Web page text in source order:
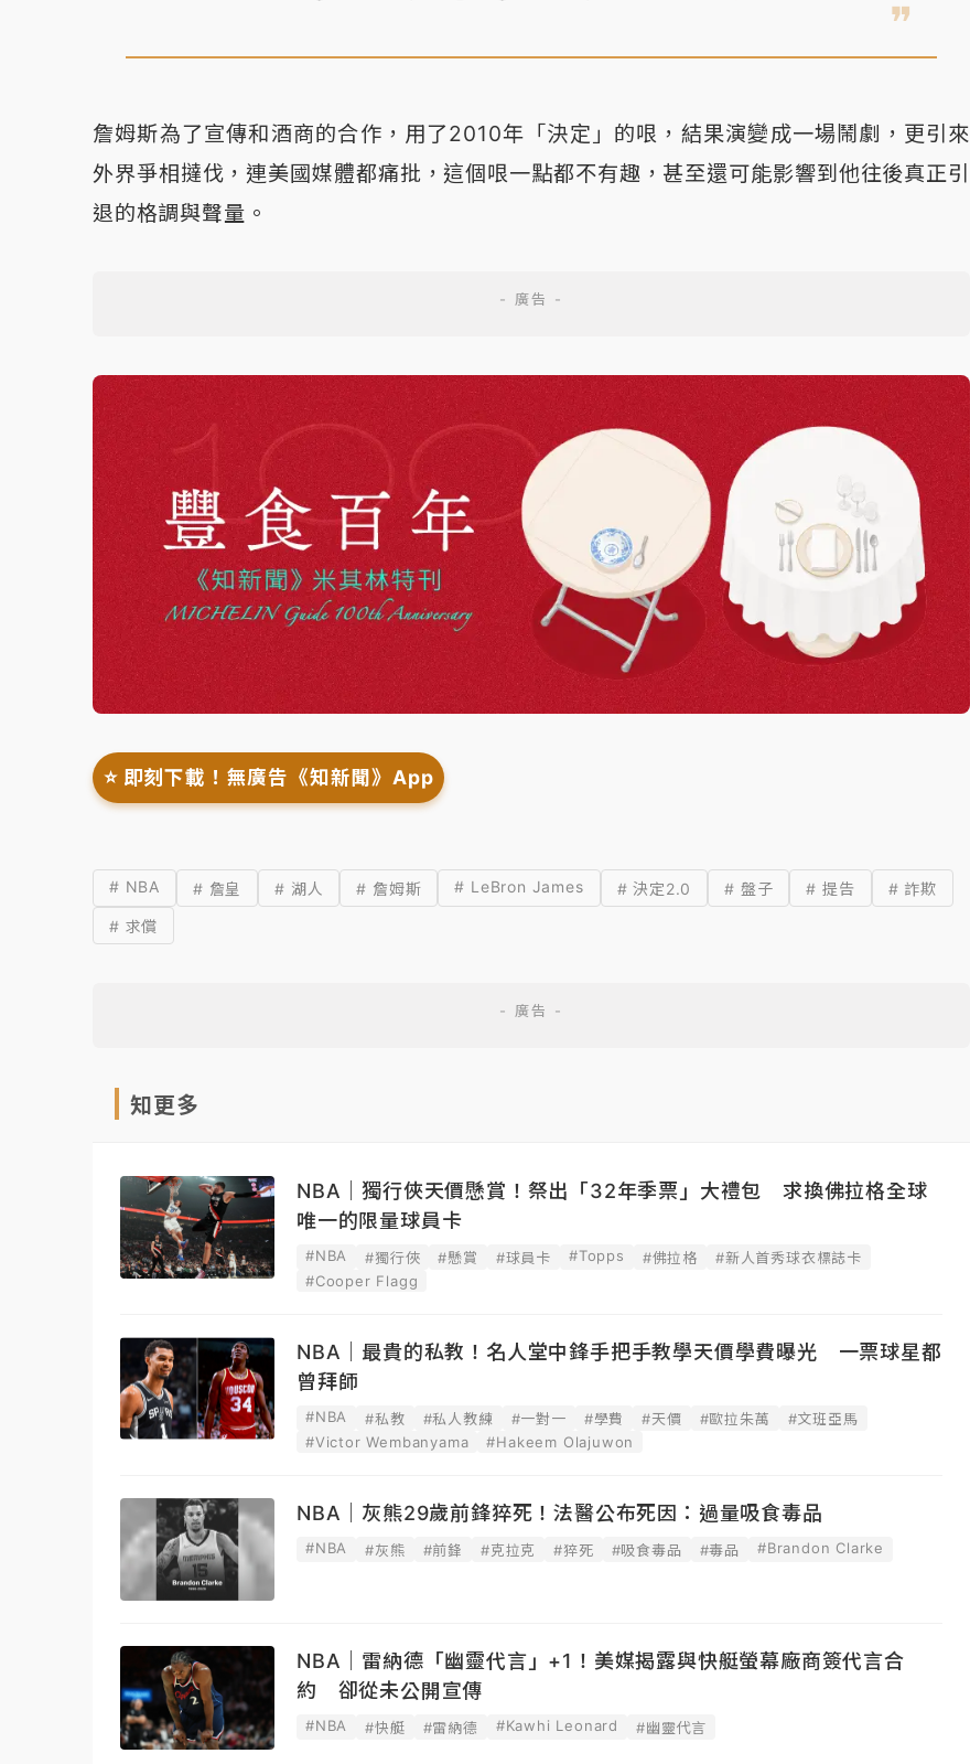
詹姆斯為了宣傳和酒商的合作，用了2010年「決定」的哏，結果演變成一場鬧劇，更引來
外界爭相撻伐，連美國媒體都痛批，這個哏一點都不有趣，甚至還可能影響到他往後真正引
退的格調與聲量。
⭐️ 即刻下載！無廣告《知新聞》App
# NBA # 詹皇 # 湖人 # 詹姆斯 # LeBron James # 決定2.0 # 盤子 # 提告
# 詐欺
# 求償
知更多
NBA｜獨行俠天價懸賞！祭出「32年季票」大禮包 求換佛拉格全球
唯一的限量球員卡
#NBA #獨行俠 #懸賞 #球員卡 #Topps #佛拉格
#新人首秀球衣標誌卡
#Cooper Flagg
NBA｜最貴的私教！名人堂中鋒手把手教學天價學費曝光 一票球星都
曾拜師
#NBA #私教 #私人教練 #一對一 #學費 #天價 #歐拉朱萬
#文班亞馬
#Victor Wembanyama
#Hakeem Olajuwon
NBA｜灰熊29歲前鋒猝死！法醫公布死因：過量吸食毒品
#NBA #灰熊 #前鋒 #克拉克 #猝死 #吸食毒品 #毒品 #Brandon Clarke
NBA｜雷納德「幽靈代言」+1！美媒揭露與快艇螢幕廠商簽代言合
約 卻從未公開宣傳
#NBA #快艇 #雷納德 #Kawhi Leonard #幽靈代言